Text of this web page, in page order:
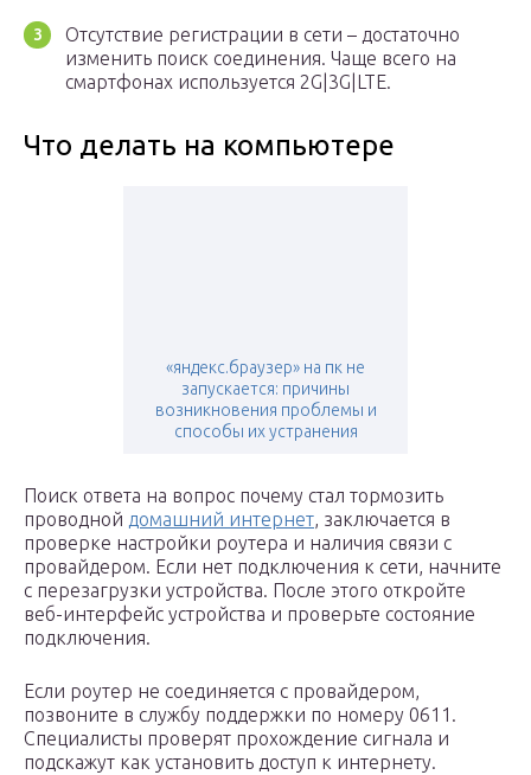
Отсутствие регистрации в сети – достаточно
изменить поиск соединения. Чаще всего на
смартфонах используется 2G|3G|LTE.
Что делать на компьютере
«яндекс.браузер» на пк не
запускается: причины
возникновения проблемы и
способы их устранения
Поиск ответа на вопрос почему стал тормозить
проводной домашний интернет, заключается в
проверке настройки роутера и наличия связи с
провайдером. Если нет подключения к сети, начните
с перезагрузки устройства. После этого откройте
веб-интерфейс устройства и проверьте состояние
подключения.
Если роутер не соединяется с провайдером,
позвоните в службу поддержки по номеру 0611.
Специалисты проверят прохождение сигнала и
подскажут как установить доступ к интернету.